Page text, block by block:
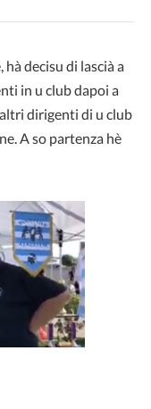
hà decisu di lascià a
in u club dapoi a
dirigenti di u club
A so partenza hè